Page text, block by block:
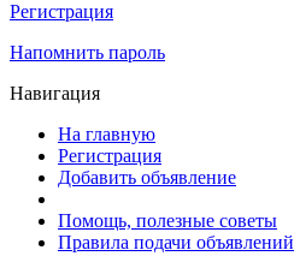
Регистрация
Напомнить пароль
Навигация
На главную
Регистрация
Добавить объявление
Помощь, полезные советы
Правила подачи объявлений